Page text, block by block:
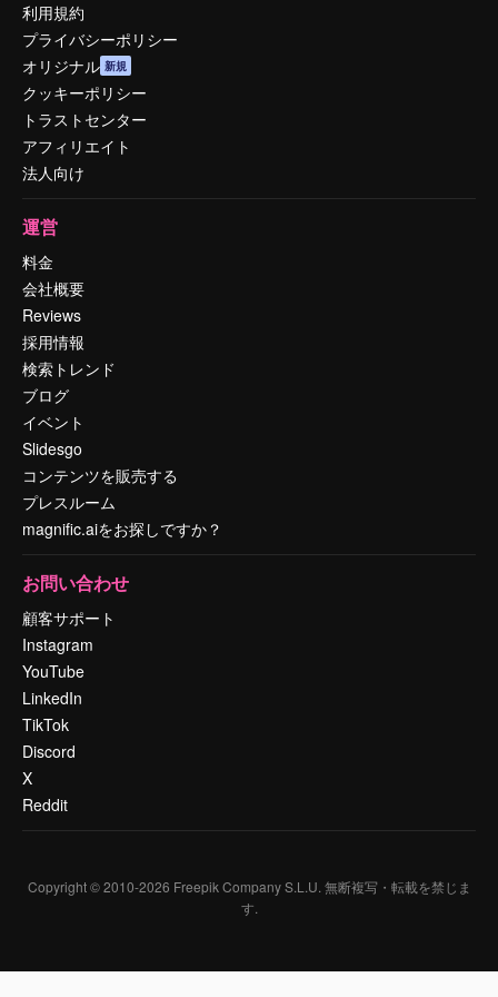
利用規約
プライバシーポリシー
オリジナル 新規
クッキーポリシー
トラストセンター
アフィリエイト
法人向け
運営
料金
会社概要
Reviews
採用情報
検索トレンド
ブログ
イベント
Slidesgo
コンテンツを販売する
プレスルーム
magnific.aiをお探しですか？
お問い合わせ
顧客サポート
Instagram
YouTube
LinkedIn
TikTok
Discord
X
Reddit
Copyright © 2010-2026 Freepik Company S.L.U. 無断複写・転載を禁じま
す.